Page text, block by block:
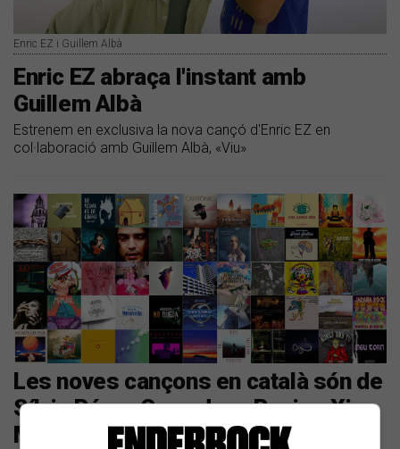
Enric EZ i Guillem Albà
Enric EZ abraça l'instant amb
Guillem Albà
Estrenem en exclusiva la nova cançó d'Enric EZ en
col·laboració amb Guillem Albà, «Viu»
Les noves cançons en català són de
Sílvia Pérez Cruz, Joan Rovira, Xicu,
Maria Hein i Mushkaa